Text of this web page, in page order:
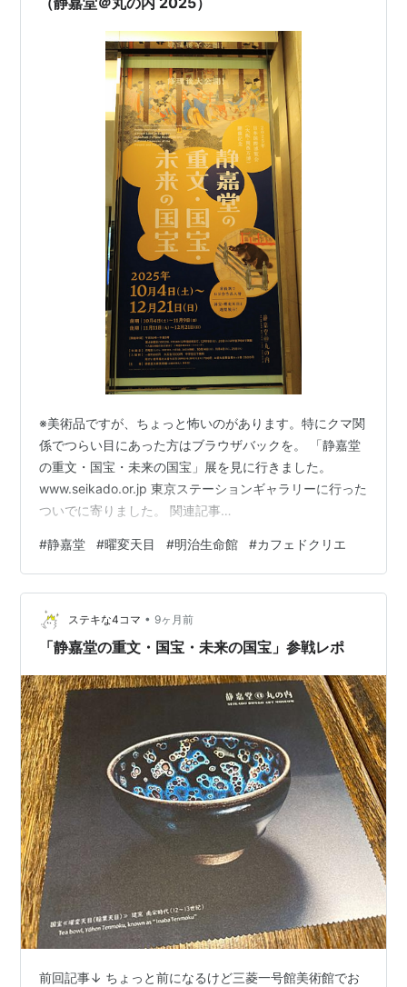
※美術品ですが、ちょっと怖いのがあります。特にクマ関
係でつらい目にあった方はブラウザバックを。 「静嘉堂
の重文・国宝・未来の国宝」展を見に行きました。
www.seikado.or.jp 東京ステーションギャラリーに行った
ついでに寄りました。 関連記事
るので、寄りやすい。 東京駅からとことこ歩いている
と、ティファニー丸の内店が見えました。 ん？ ( ,,`･ω･´)
ﾝﾝﾝ？ 時計担いでるの・・・アトラスじゃね？ 後で調べ
るとやっぱりアトラスでした！ ギリシャ神話で天空を支
えているおじさん（お兄さん？）です。 大阪万博…
#静嘉堂 #曜変天目 #明治生命館 #カフェドクリエ
ステキな4コマ • 9ヶ月前
「静嘉堂の重文・国宝・未来の国宝」参戦レポ
前回記事↓ ちょっと前になるけど三菱一号館美術館でお